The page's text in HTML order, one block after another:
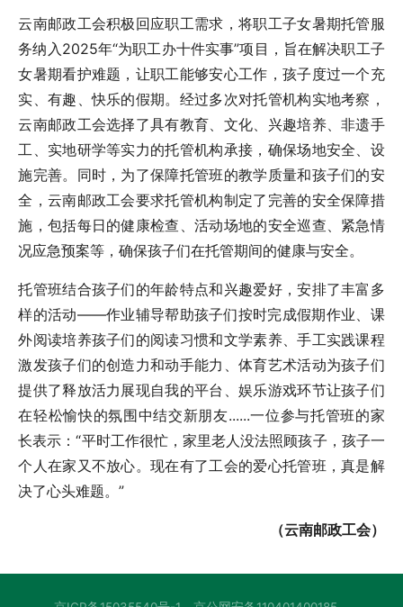
云南邮政工会积极回应职工需求，将职工子女暑期托管服
务纳入2025年“为职工办十件实事”项目，旨在解决职工子
女暑期看护难题，让职工能够安心工作，孩子度过一个充
实、有趣、快乐的假期。经过多次对托管机构实地考察，
云南邮政工会选择了具有教育、文化、兴趣培养、非遗手
工、实地研学等实力的托管机构承接，确保场地安全、设
施完善。同时，为了保障托管班的教学质量和孩子们的安
全，云南邮政工会要求托管机构制定了完善的安全保障措
施，包括每日的健康检查、活动场地的安全巡查、紧急情
况应急预案等，确保孩子们在托管期间的健康与安全。
托管班结合孩子们的年龄特点和兴趣爱好，安排了丰富多
样的活动——作业辅导帮助孩子们按时完成假期作业、课
外阅读培养孩子们的阅读习惯和文学素养、手工实践课程
激发孩子们的创造力和动手能力、体育艺术活动为孩子们
提供了释放活力展现自我的平台、娱乐游戏环节让孩子们
在轻松愉快的氛围中结交新朋友......一位参与托管班的家
长表示：“平时工作很忙，家里老人没法照顾孩子，孩子一
个人在家又不放心。现在有了工会的爱心托管班，真是解
决了心头难题。”
（云南邮政工会）